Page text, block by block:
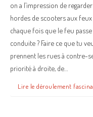
on a l’impression de
hordes de scooters aux
chaque fois que le feu
conduite ? Faire ce que tu
prennent les rues à contre-
priorité à droite, de…
Lire le déroulement